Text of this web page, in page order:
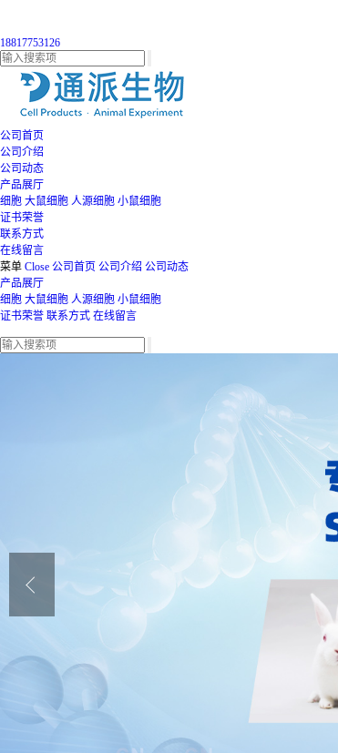
18817753126
公司首页
公司介绍
公司动态
产品展厅
细胞 大鼠细胞 人源细胞 小鼠细胞
证书荣誉
联系方式
在线留言
菜单 Close 公司首页 公司介绍 公司动态
产品展厅
细胞 大鼠细胞 人源细胞 小鼠细胞
证书荣誉 联系方式 在线留言